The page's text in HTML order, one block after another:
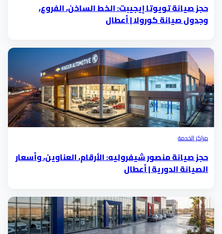
حجز صيانة تويوتا إيجيبت: الخط الساخن، الفروع،
وجدول صيانة كورولا | أعطال
مراكز الخدمة
حجز صيانة منصور شيفروليه: الأرقام، العناوين، وأسعار
الصيانة الدورية | أعطال